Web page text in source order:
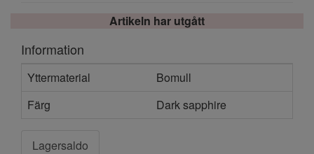
Artikeln har utgått
Information
Yttermaterial
Bomull
Färg
Dark sapphire
Lagersaldo